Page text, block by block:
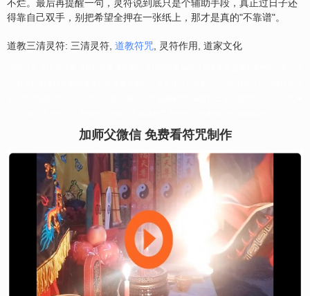
不烂。最后再提醒一句，灵符说到底只是个辅助手段，真正过日子还
得靠自己双手，别把希望全押在一张纸上，那才是真的"不靠谱"。
道教三清灵符: 三清灵符, 道教符咒, 灵符作用, 道家文化
加师父微信 免费看符咒制作